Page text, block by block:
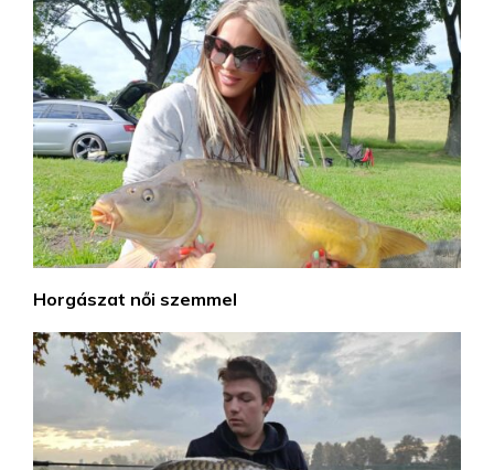
Horgászat női szemmel